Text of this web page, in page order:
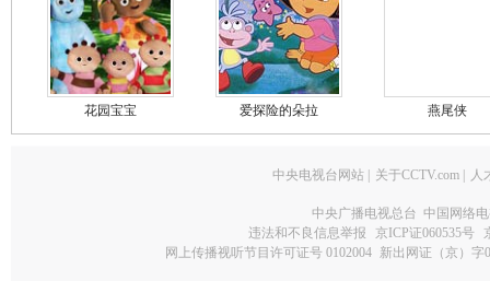
花园宝宝 爱探险的朵拉 燕尾侠
中央电视台网站 关于CCTV.com 人
中央广播电视总台 中国网络
违法和不良信息举报
京ICP证060535号
网上传播视听节目许可证号 0102004 新出网证（京）